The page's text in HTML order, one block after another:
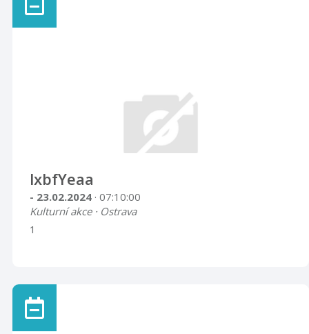
lxbfYeaa
- 23.02.2024 · 07:10:00
Kulturní akce · Ostrava
1